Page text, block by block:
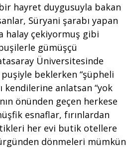
hayret duygusuyla bakan
Süryani şarabı yapan
halay çekiyormuş gibi
gümüşçü
Üniversitesinde
beklerken “şüpheli
kendilerine anlatsan “yok
önünden geçen herkese
esnaflar, fırınlardan
her evi butik otellere
dönmeleri mümkün